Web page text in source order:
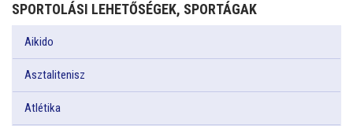
SPORTOLÁSI LEHETŐSÉGEK, SPORTÁGAK
Aikido
Asztalitenisz
Atlétika